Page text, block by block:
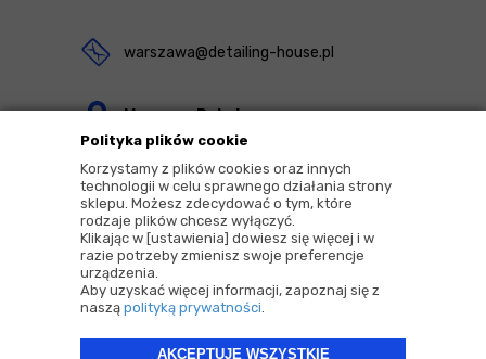
Polityka plików cookie
Korzystamy z plików cookies oraz innych
technologii w celu sprawnego działania strony
sklepu. Możesz zdecydować o tym, które
rodzaje plików chcesz wyłączyć.
Klikając w [ustawienia] dowiesz się więcej i w
razie potrzeby zmienisz swoje preferencje
urządzenia.
Aby uzyskać więcej informacji, zapoznaj się z
naszą polityką prywatności.
AKCEPTUJĘ WSZYSTKIE
warszawa@detailing-house.pl
Magazyn Rekcin
Nomos Sp. z o.o. sp.k.
ul. Agrestowa 1
83-010 Rekcin
2026 © Copyrights by |Detailing House